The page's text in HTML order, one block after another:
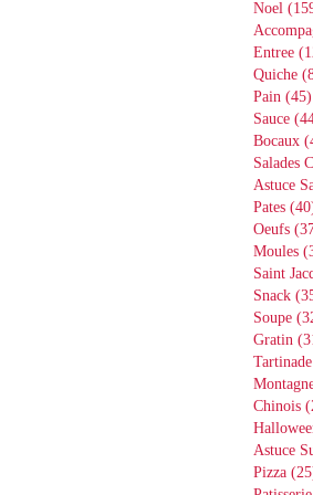
Noel
Entree
Quiche
Pain (45)
Sauce
Bocaux
Salades
Astuce
Pates
Oeufs
Moules
Saint
Snack
Soupe
Gratin
Tartinade
Chinois
Astuce
Pizza